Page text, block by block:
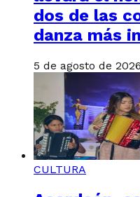
dos de las
danza más
5 de agosto de 2026
CULTURA